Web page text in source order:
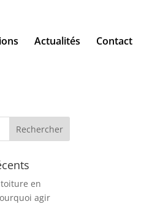
Actualités Contact
en
agir